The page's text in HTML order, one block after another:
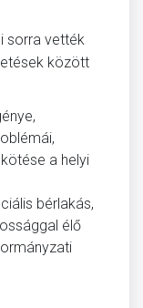
sorra vették
között
a helyi
bérlakás,
élő